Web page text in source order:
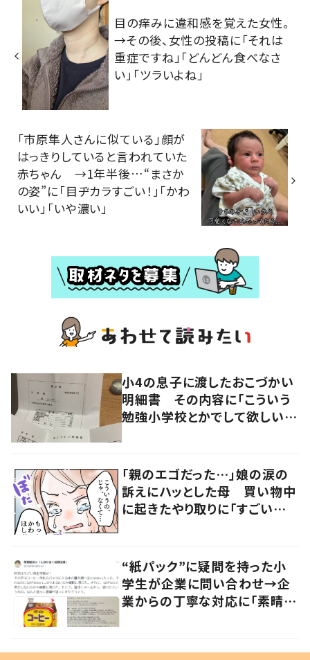
目の痒みに違和感を覚えた女性。
→その後、女性の投稿に「それは
重症ですね」「どんどん食べなさ
い」「ツラいよね」
「市原隼人さんに似ている」顔が
はっきりしていると言われていた
赤ちゃん →1年半後…“まさか
の姿”に「目ヂカラすごい！」「かわ
いい」「いや濃い」
小4の息子に渡したおこづかい
明細書 その内容に「こういう
勉強小学校とかでして欲しい」
「親のエゴだった…」娘の涙の
訴えにハッとした母 買い物中
に起きたやり取りに「すごい分
“紙パック”に疑問を持った小
学生が企業に問い合わせ→企
業からの丁寧な対応に「素晴ら